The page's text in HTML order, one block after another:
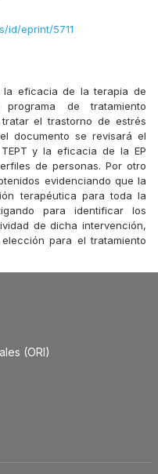
id/eprint/5711
eficacia de la terapia de
de tratamiento
el trastorno de estrés
documento se revisará el
y la eficacia de la EP
de personas. Por otro
evidenciando que la
terapéutica para toda la
para identificar los
de dicha intervención,
para el tratamiento
(ORI)